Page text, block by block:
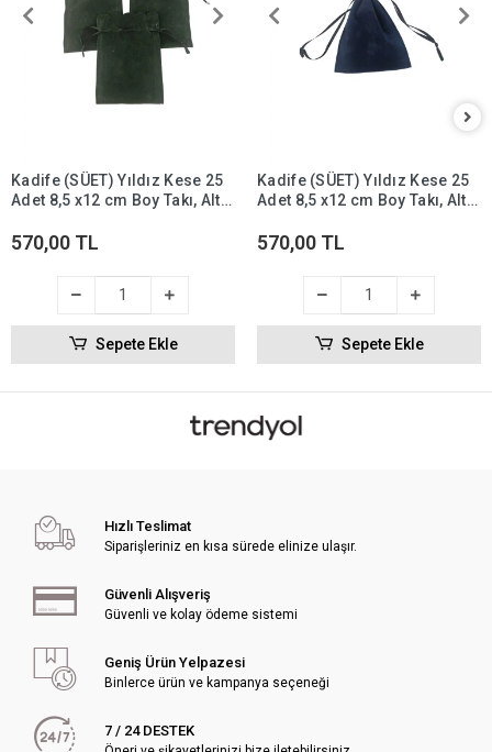
Kadife (SÜET) Yıldız Kese 25
Adet 8,5 x12 cm Boy Takı, Altın
570,00 TL
Sepete Ekle
Kadife (SÜET) Yıldız Kese 25
Adet 8,5 x12 cm Boy Takı, Altın
570,00 TL
Sepete Ekle
Hızlı Teslimat
Siparişleriniz en kısa sürede elinize ulaşır.
Güvenli Alışveriş
Güvenli ve kolay ödeme sistemi
Geniş Ürün Yelpazesi
Binlerce ürün ve kampanya seçeneği
7 / 24 DESTEK